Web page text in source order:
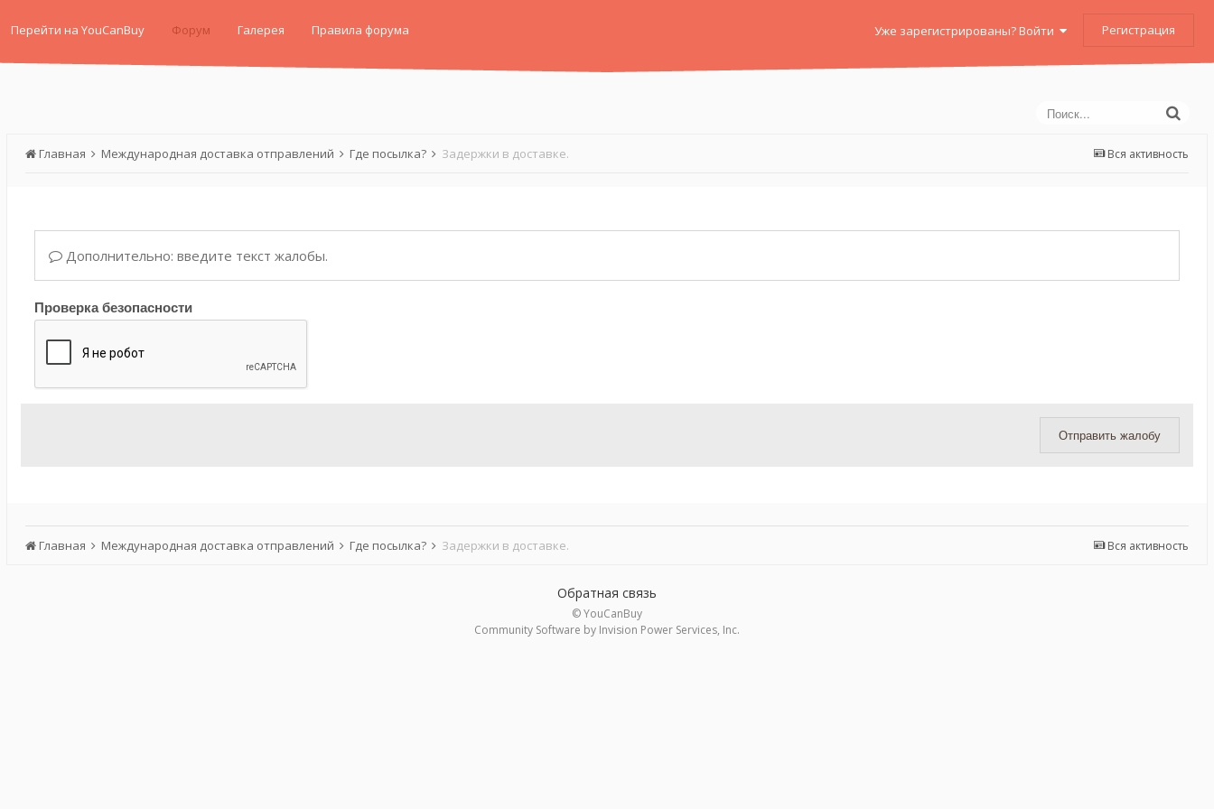
Перейти на YouCanBuy Форум Галерея Правила форума Уже зарегистрированы? Войти Регистрация
Вся активность
Главная Международная доставка отправлений Где посылка? Задержки в доставке.
Дополнительно: введите текст жалобы.
Проверка безопасности
Отправить жалобу
Вся активность
Главная Международная доставка отправлений Где посылка? Задержки в доставке.
Обратная связь
© YouCanBuy
Community Software by Invision Power Services, Inc.